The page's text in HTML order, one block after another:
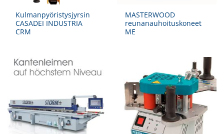
Kulmanpyöristysjyrsin
CASADEI INDUSTRIA
CRM
MASTERWOOD
reunanauhoituskoneet
ME